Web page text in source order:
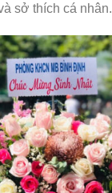
sở thích cá nhân.